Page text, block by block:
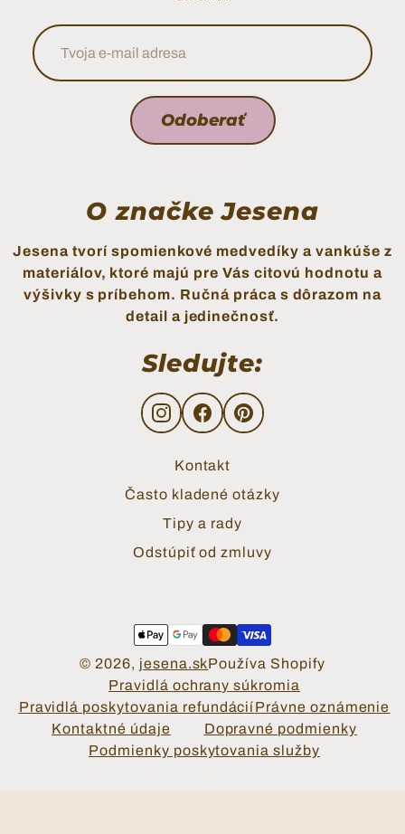
Tvoja e-mail adresa
Odoberať
O značke Jesena
Jesena tvorí spomienkové medvedíky a vankúše z
materiálov, ktoré majú pre Vás citovú hodnotu a
výšivky s príbehom. Ručná práca s dôrazom na
detail a jedinečnosť.
Sledujte:
Translation missing:
Translation missing:
Translation missing:
Kontakt
Často kladené otázky
Tipy a rady
Odstúpiť od zmluvy
© 2026, jesena.skPoužíva Shopify
Pravidlá ochrany súkromia
Pravidlá poskytovania refundáciíPrávne oznámenie
Kontaktné údaje
Dopravné podmienky
Podmienky poskytovania služby